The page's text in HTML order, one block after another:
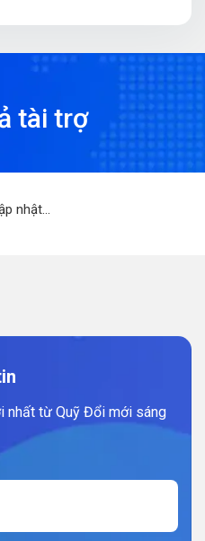
tài trợ
nhật...
nhất từ Quỹ Đổi mới sáng